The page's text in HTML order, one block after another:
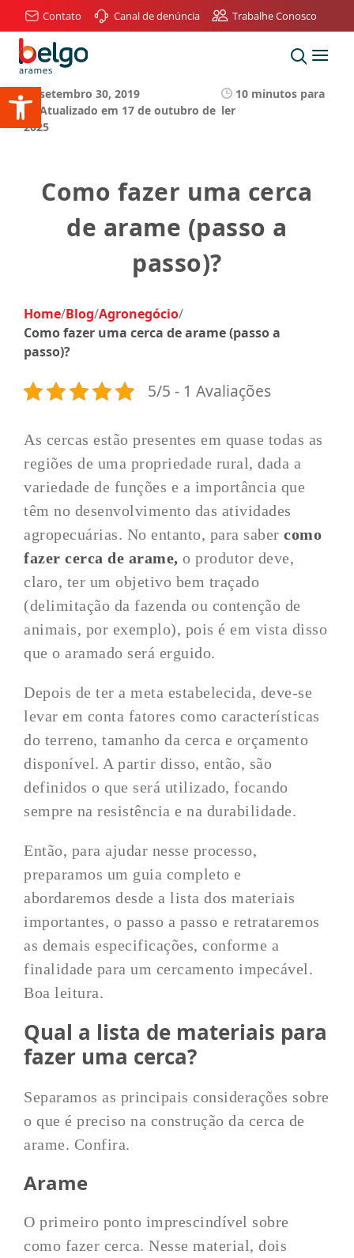
Abrir a barra de ferramentas
Contato Canal de denúncia Trabalhe Conosco
Publicado por:Belgo Arames
setembro 30, 2019
Atualizado em 17 de outubro de
2025
10 minutos para
ler
Como fazer uma cerca
de arame (passo a
passo)?
Home/Blog/Agronegócio/
Como fazer uma cerca de arame (passo a
passo)?
5/5 - 1 Avaliações
As cercas estão presentes em quase todas as
regiões de uma propriedade rural, dada a
variedade de funções e a importância que
têm no desenvolvimento das atividades
agropecuárias. No entanto, para sabercomo
fazer cerca de arame, o produtor deve,
claro, ter um objetivo bem traçado
(delimitação da fazenda ou contenção de
animais, por exemplo), pois é em vista disso
que o aramado será erguido.
Depois de ter a meta estabelecida, deve-se
levar em conta fatores como características
do terreno, tamanho da cerca e orçamento
disponível. A partir disso, então, são
definidos o que será utilizado, focando
sempre na resistência e na durabilidade.
Então, para ajudar nesse processo,
preparamos um guia completo e
abordaremos desde a lista dos materiais
importantes, o passo a passo e retrataremos
as demais especificações, conforme a
finalidade para um cercamento impecável.
Boa leitura.
Qual a lista de materiais para
fazer uma cerca?
Separamos as principais considerações sobre
o que é preciso na construção da cerca de
arame. Confira.
Arame
O primeiro ponto imprescindível sobre
como fazer cerca. Nesse material, dois